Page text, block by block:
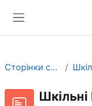
Сторінки сайту